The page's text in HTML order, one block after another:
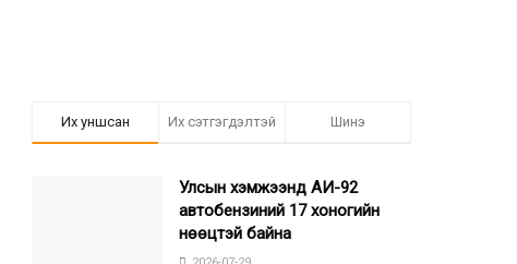
Их уншсан Их сэтгэгдэлтэй Шинэ
Улсын хэмжээнд АИ-92
автобензиний 17 хоногийн
нөөцтэй байна